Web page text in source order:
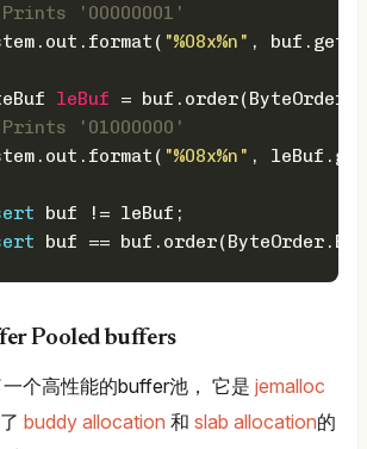
'00000001'
"%08x%n" ,
leBuf =
'01000000'
"%08x%n" ,
buf != leBuf;
buf ==
Pooled buffers
个高性能的buffer池， 它是 jemalloc
buddy allocation 和 slab allocation的